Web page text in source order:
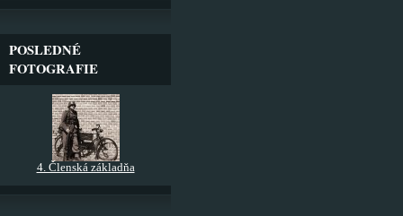
POSLEDNÉ
FOTOGRAFIE
4. Členská základňa